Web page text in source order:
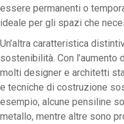
essere permanenti o
ideale per gli spazi che
Un’altra caratteristica
sostenibilità. Con
molti designer e architetti
e tecniche di costruzione
esempio, alcune pensiline
metallo, mentre altre sono